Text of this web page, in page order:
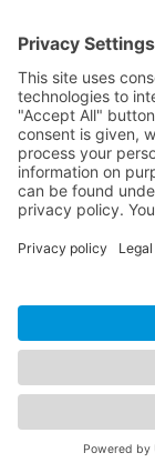
HOTLINE
ONEAV.EU
en plus